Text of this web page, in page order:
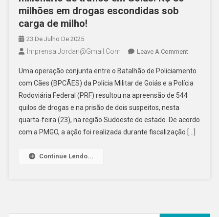
milhões em drogas escondidas sob
carga de milho!
23 De Julho De 2025
Imprensa.jordan@gmail.com Leave A CommentOn
Farejador
Esquema
De
Tráfico
Uma operação conjunta entre o Batalhão de Policiamento
com Cães (BPCÃES) da Polícia Militar de Goiás e a Polícia
Rodoviária Federal (PRF) resultou na apreensão de 544
quilos de drogas e na prisão de dois suspeitos, nesta
quarta-feira (23), na região Sudoeste do estado. De acordo
com a PMGO, a ação foi realizada durante fiscalização […]
Continue Lendo...